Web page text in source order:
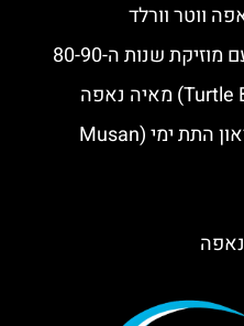
ווטר וורלד
שנות ה-80-90
צלילה באיה נאפה אל המוזיאון התת ימי (Musan